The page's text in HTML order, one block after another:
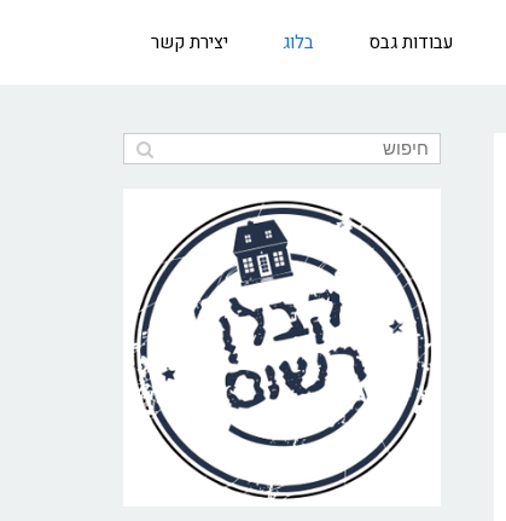
עבודות גבס בלוג יצירת קשר